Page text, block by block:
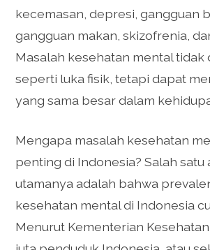
kecemasan, depresi, gangguan
gangguan makan, skizofrenia,
Masalah kesehatan mental tidak
seperti luka fisik, tetapi dapat
yang sama besar dalam
Mengapa masalah kesehatan
penting di Indonesia? Salah satu
utamanya adalah bahwa
kesehatan mental di Indonesia
Menurut Kementerian